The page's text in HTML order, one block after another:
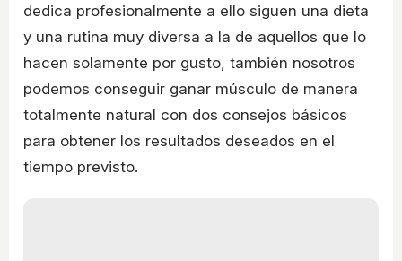
dedica profesionalmente a ello siguen una dieta
y una rutina muy diversa a la de aquellos que lo
hacen solamente por gusto, también nosotros
podemos conseguir ganar músculo de manera
totalmente natural con dos consejos básicos
para obtener los resultados deseados en el
tiempo previsto.